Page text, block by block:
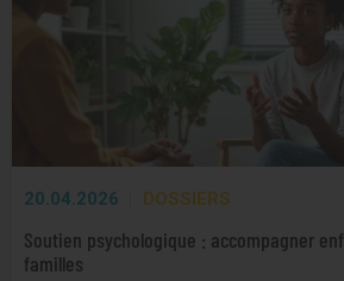
20.04.2026 DOSSIERS
Soutien psychologique : accompagner
familles